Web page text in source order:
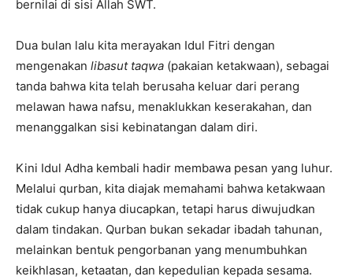
bernilai di sisi Allah SWT.
Dua bulan lalu kita merayakan Idul Fitri dengan
mengenakan libasut taqwa (pakaian ketakwaan), sebagai
tanda bahwa kita telah berusaha keluar dari perang
melawan hawa nafsu, menaklukkan keserakahan, dan
menanggalkan sisi kebinatangan dalam diri.
Kini Idul Adha kembali hadir membawa pesan yang luhur.
Melalui qurban, kita diajak memahami bahwa ketakwaan
tidak cukup hanya diucapkan, tetapi harus diwujudkan
dalam tindakan. Qurban bukan sekadar ibadah tahunan,
melainkan bentuk pengorbanan yang menumbuhkan
keikhlasan, ketaatan, dan kepedulian kepada sesama.